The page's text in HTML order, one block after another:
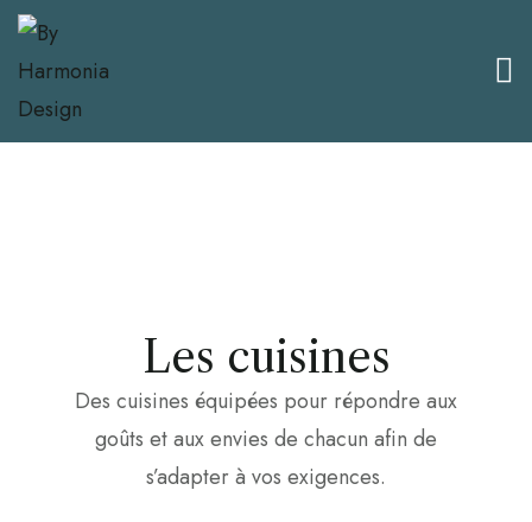
Les cuisines
Des cuisines équipées pour répondre aux
goûts et aux envies de chacun afin de
s’adapter à vos exigences.